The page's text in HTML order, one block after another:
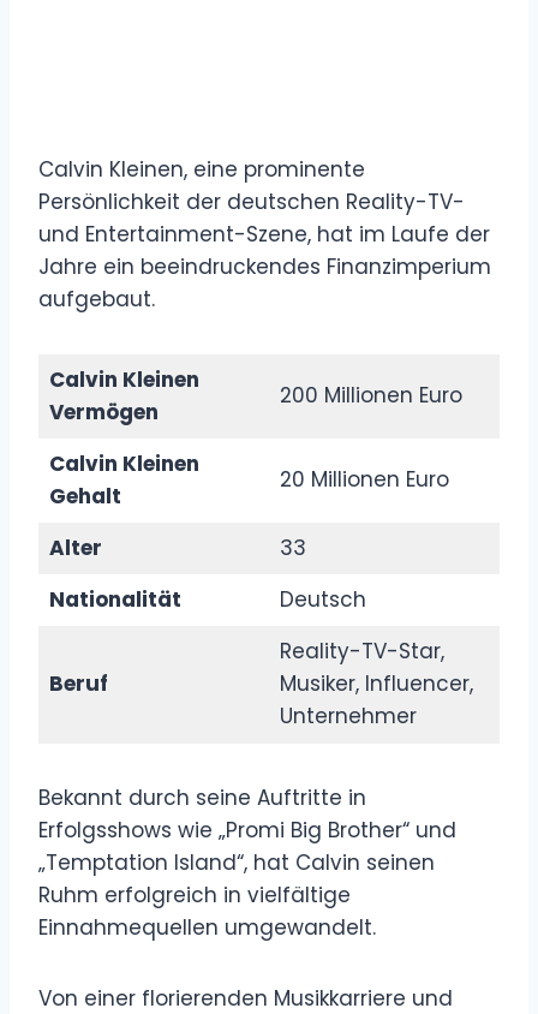
Calvin Kleinen, eine prominente
Persönlichkeit der deutschen Reality-TV-
und Entertainment-Szene, hat im Laufe der
Jahre ein beeindruckendes Finanzimperium
aufgebaut.
Calvin Kleinen
Vermögen
200 Millionen Euro
Calvin Kleinen
Gehalt
20 Millionen Euro
Alter
33
Nationalität
Deutsch
Beruf
Reality-TV-Star,
Musiker, Influencer,
Unternehmer
Bekannt durch seine Auftritte in
Erfolgsshows wie „Promi Big Brother“ und
„Temptation Island“, hat Calvin seinen
Ruhm erfolgreich in vielfältige
Einnahmequellen umgewandelt.
Von einer florierenden Musikkarriere und